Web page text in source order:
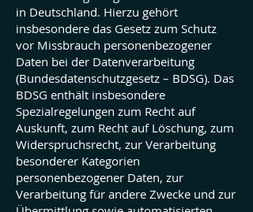
in Deutschland. Hierzu gehört
insbesondere das Gesetz zum Schutz
vor Missbrauch personenbezogener
Daten bei der Datenverarbeitung
(Bundesdatenschutzgesetz – BDSG). Das
BDSG enthält insbesondere
Spezialregelungen zum Recht auf
Auskunft, zum Recht auf Löschung, zum
Widerspruchsrecht, zur Verarbeitung
besonderer Kategorien
personenbezogener Daten, zur
Verarbeitung für andere Zwecke und zur